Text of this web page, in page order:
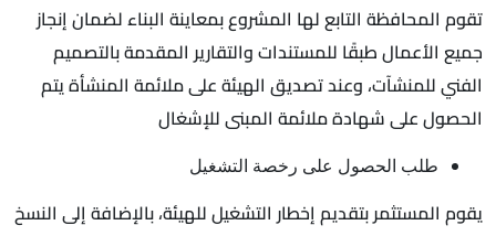
تقوم المحافظة التابع لها المشروع بمعاينة البناء لضمان إنجاز
جميع الأعمال طبقًا للمستندات والتقارير المقدمة بالتصميم
الفني للمنشآت، وعند تصديق الهيئة على ملائمة المنشأة يتم
الحصول على شهادة ملائمة المبنى للإشغال
طلب الحصول على رخصة التشغيل
يقوم المستثمر بتقديم إخطار التشغيل للهيئة، بالإضافة إلى النسخ